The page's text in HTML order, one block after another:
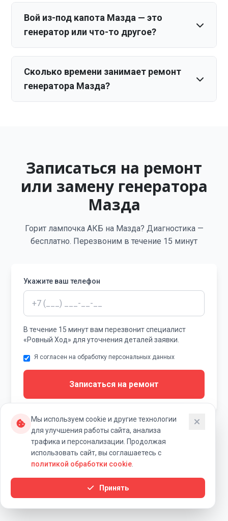
Вой из-под капота Мазда — это
генератор или что-то другое?
Сколько времени занимает ремонт
генератора Мазда?
Записаться на ремонт
или замену генератора
Мазда
Горит лампочка АКБ на Мазда? Диагностика —
бесплатно. Перезвоним в течение 15 минут
Укажите ваш телефон
В течение 15 минут вам перезвонит специалист
«Ровный Ход» для уточнения деталей заявки.
Я согласен на обработку персональных данных
Записаться на ремонт
Наши контакты и схема
проезда
Мы используем cookie и другие технологии
для улучшения работы сайта, анализа
трафика и персонализации. Продолжая
использовать сайт, вы соглашаетесь с
политикой обработки cookie
Принять